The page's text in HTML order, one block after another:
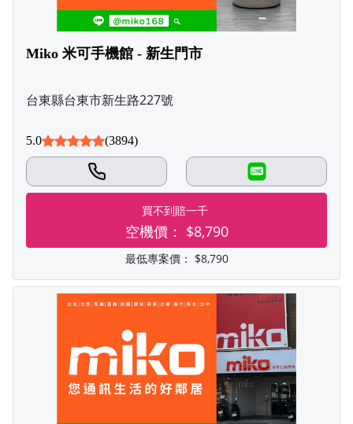
Miko 米可手機館 - 新生門市
台東縣台東市新生路227號
5.0 (3894)
LINE
買不到賠一千
空機價： $8,790
最低專案價： $8,790